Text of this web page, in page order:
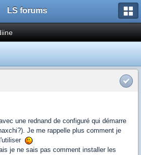
LS forums
une rednand de configuré qui démarre
Je me rappelle plus comment je
je ne sais pas comment installer les